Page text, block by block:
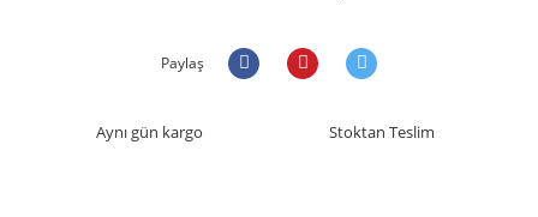
Paylaş
Aynı gün kargo Stoktan Teslim